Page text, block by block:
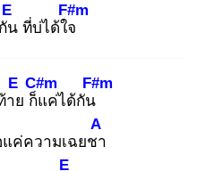
น
E
ที่บ่ได้ใจ
F#m
าย
E
ก็แ
C#m
ค่ได้กัน
F#m
แค่ความเฉยชา
A
E